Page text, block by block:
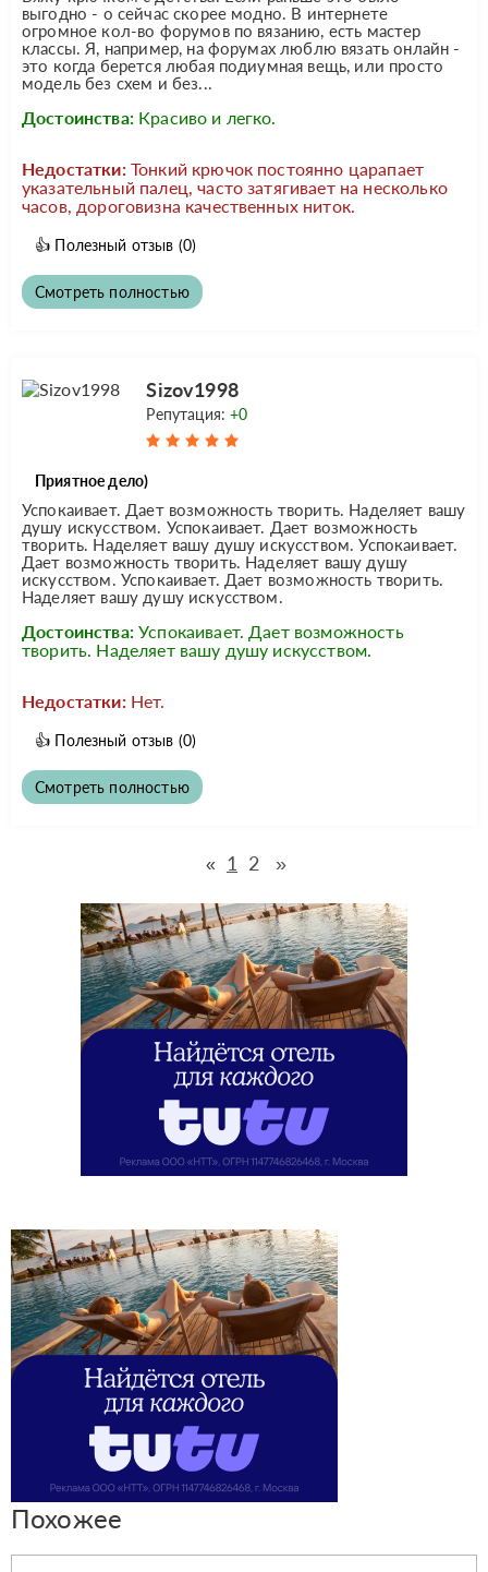
выгодно - о сейчас скорее модно. В интернете
огромное кол-во форумов по вязанию, есть мастер
классы. Я, например, на форумах люблю вязать онлайн -
это когда берется любая подиумная вещь, или просто
модель без схем и без...
Достоинства: Красиво и легко.
Недостатки: Тонкий крючок постоянно царапает
указательный палец, часто затягивает на несколько
часов, дороговизна качественных ниток.
👍 Полезный отзыв (0)
Смотреть полностью
Sizov1998
Репутация:+0
Приятное дело)
Успокаивает. Дает возможность творить. Наделяет вашу
душу искусством. Успокаивает. Дает возможность
творить. Наделяет вашу душу искусством. Успокаивает.
Дает возможность творить. Наделяет вашу душу
искусством. Успокаивает. Дает возможность творить.
Наделяет вашу душу искусством.
Достоинства: Успокаивает. Дает возможность
творить. Наделяет вашу душу искусством.
Недостатки: Нет.
👍 Полезный отзыв (0)
Смотреть полностью
« 1 2 »
Похожее